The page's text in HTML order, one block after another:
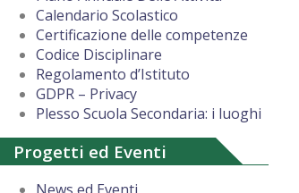
Calendario Scolastico
Certificazione delle competenze
Codice Disciplinare
Regolamento d’Istituto
GDPR – Privacy
Plesso Scuola Secondaria: i luoghi
Progetti ed Eventi